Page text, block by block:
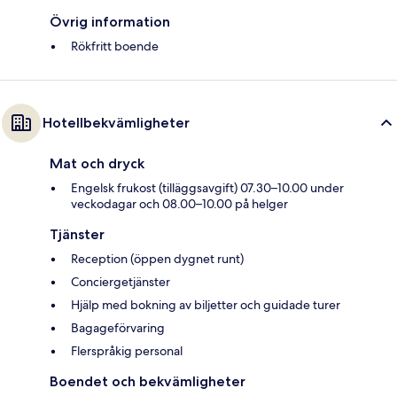
Övrig information
Rökfritt boende
Hotellbekvämligheter
Mat och dryck
Engelsk frukost (tilläggsavgift) 07.30–10.00 under
veckodagar och 08.00–10.00 på helger
Tjänster
Reception (öppen dygnet runt)
Conciergetjänster
Hjälp med bokning av biljetter och guidade turer
Bagageförvaring
Flerspråkig personal
Boendet och bekvämligheter